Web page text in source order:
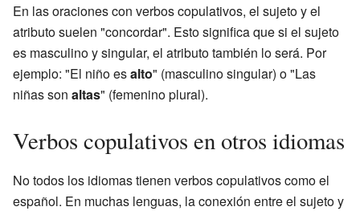
En las oraciones con verbos copulativos, el sujeto y el
atributo suelen "concordar". Esto significa que si el sujeto
es masculino y singular, el atributo también lo será. Por
ejemplo: "El niño esalto" (masculino singular) o "Las
niñas son altas" (femenino plural).
Verbos copulativos en otros idiomas
No todos los idiomas tienen verbos copulativos como el
español. En muchas lenguas, la conexión entre el sujeto y